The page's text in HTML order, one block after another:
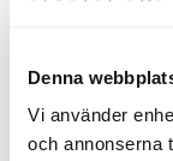
Denna
Vi använder
och annonserna